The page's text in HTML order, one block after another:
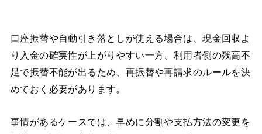
口座振替や自動引き落としが使える場合は、現金回収よ
り入金の確実性が上がりやすい一方、利用者側の残高不
足で振替不能が出るため、再振替や再請求のルールを決
めておく必要があります。
事情があるケースでは、早めに分割や支払方法の変更を